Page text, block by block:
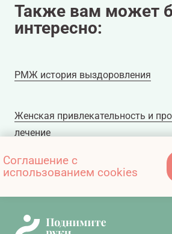
Также вам может
интересно:
РМЖ история выздоровления
Женская привлекательность и
лечение
Как наладить сон
Соглашение с
использованием cookies